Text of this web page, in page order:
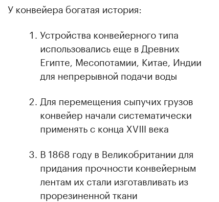
У конвейера богатая история:
Устройства конвейерного типа
использовались еще в Древних
Египте, Месопотамии, Китае, Индии
для непрерывной подачи воды
Для перемещения сыпучих грузов
конвейер начали систематически
применять с конца XVIII века
В 1868 году в Великобритании для
придания прочности конвейерным
лентам их стали изготавливать из
прорезиненной ткани